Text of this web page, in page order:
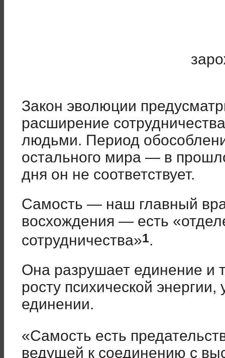
Закон эволюции
расширение
людьми. Период
остального мира — в
дня он не соответствует.
Самость — наш главный
восхождения — есть
сотрудничества»1.
Она разрушает единение и
росту психической
единении.
«Самость есть
ведущей к соединению с